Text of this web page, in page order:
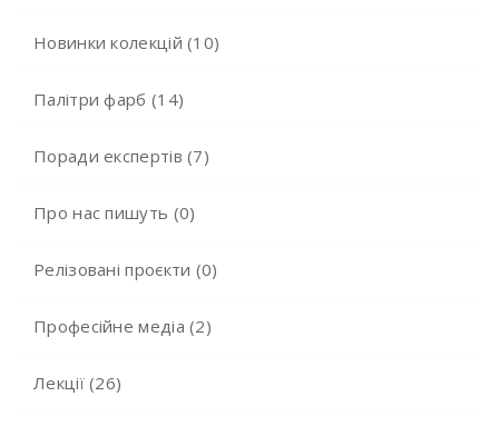
Новинки колекцій (10)
Палітри фарб (14)
Поради експертів (7)
Про нас пишуть (0)
Релізовані проєкти (0)
Професійне медіа (2)
Лекції (26)